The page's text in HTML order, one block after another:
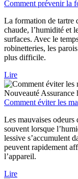
Comment prévenir la
La formation de tartre
chaude, l’humidité et
surfaces. Avec le
robinetteries, les
plus difficile.
Lire
Nouveauté Assurance
Comment éviter les
Les mauvaises odeurs
souvent lorsque
lessive s’accumulent
peuvent rapidement
l’appareil.
Lire